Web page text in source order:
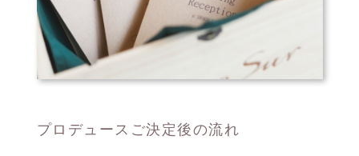
プロデュースご決定後の流れ